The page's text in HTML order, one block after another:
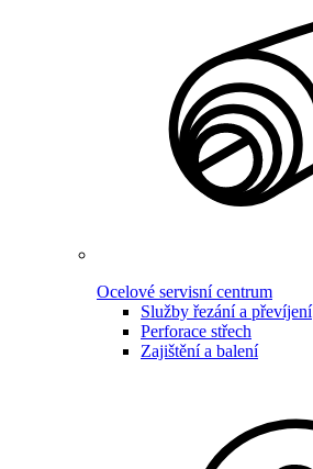
Ocelové servisní centrum
Služby řezání a převíjení
Perforace střech
Zajištění a balení